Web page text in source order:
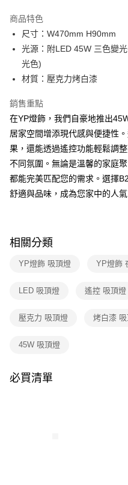
街口支付
悠遊付
Google Pay
全盈+PAY
AFTEE先享後付
相關說明
【關於「AFTEE先享後付」】
AFTEE先享後付是「在收到商品之
便利好安心！
１．簡單：不需註冊會員、不需綁
２．便利：只要手機號碼，簡訊認
結帳頁面，進行簡訊認證並確認金
３．收到繳費通知簡訊後14天內，
※ 請注意：結帳手續完成當下不需
※ 交易是否成功請以「AFTEE先
客戶支援中心」
１．透過由恩沛科技股份有限公司
商品特色
尺寸：W470mm H90mm
光源：附LED 45W 三色變
光色)
材質：壓克力烤白漆
銷售重點
在YP燈飾，我們自豪地推出
居家空間增添現代感與便捷性
果，還能透過遙控功能輕鬆調
不同氛圍。無論是溫馨的家庭
都能完美匹配您的需求。選擇
舒適與品味，成為您家中的人氣
相關分類
YP燈飾 吸頂燈 YP燈飾
LED 吸頂燈 遙控 吸頂燈
壓克力 吸頂燈 烤白漆
45W 吸頂燈
必買清單